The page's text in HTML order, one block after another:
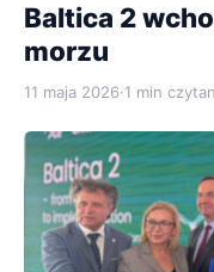
Baltica 2
morzu
11 maja 2026·1 min